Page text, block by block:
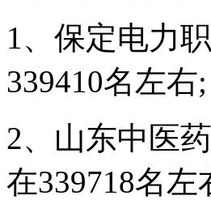
1、保定电力
339410名左右;
2、山东中医
在339718名左